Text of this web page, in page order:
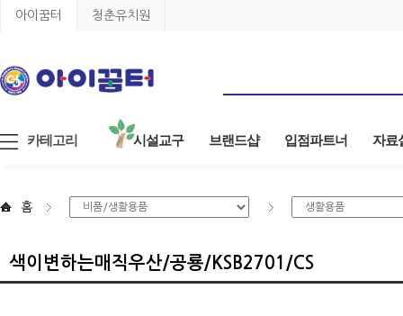
아이꿈터 청춘유치원
카테고리 시설교구 브랜드샵 입점파트너 자료
홈
색이변하는매직우산/공룡/KSB2701/CS